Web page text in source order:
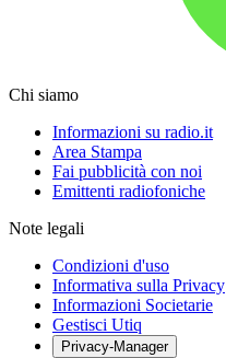
Chi siamo
Informazioni su radio.it
Area Stampa
Fai pubblicità con noi
Emittenti radiofoniche
Note legali
Condizioni d'uso
Informativa sulla Privacy
Informazioni Societarie
Gestisci Utiq
Privacy-Manager